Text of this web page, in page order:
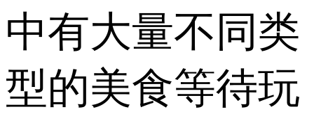
中有大量不同类
型的美食等待玩